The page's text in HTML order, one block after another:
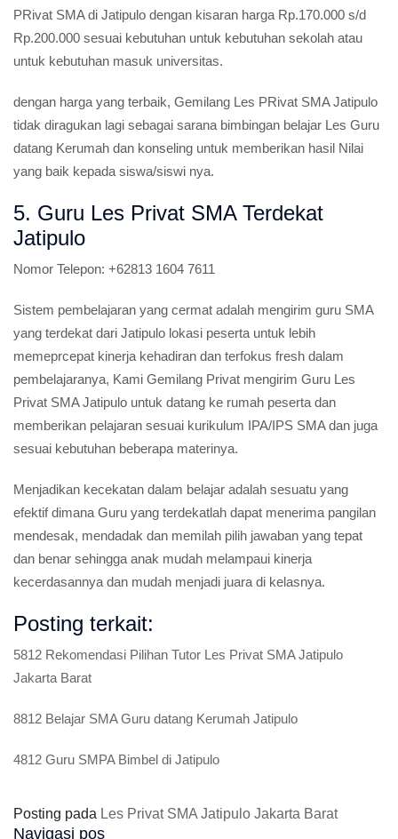
PRivat SMA di Jatipulo dengan kisaran harga Rp.170.000 s/d
Rp.200.000 sesuai kebutuhan untuk kebutuhan sekolah atau
untuk kebutuhan masuk universitas.
dengan harga yang terbaik, Gemilang Les PRivat SMA Jatipulo
tidak diragukan lagi sebagai sarana bimbingan belajar Les Guru
datang Kerumah dan konseling untuk memberikan hasil Nilai
yang baik kepada siswa/siswi nya.
5. Guru Les Privat SMA Terdekat
Jatipulo
Nomor Telepon: +62813 1604 7611
Sistem pembelajaran yang cermat adalah mengirim guru SMA
yang terdekat dari Jatipulo lokasi peserta untuk lebih
memeprcepat kinerja kehadiran dan terfokus fresh dalam
pembelajaranya, Kami Gemilang Privat mengirim Guru Les
Privat SMA Jatipulo untuk datang ke rumah peserta dan
memberikan pelajaran sesuai kurikulum IPA/IPS SMA dan juga
sesuai kebutuhan beberapa materinya.
Menjadikan kecekatan dalam belajar adalah sesuatu yang
efektif dimana Guru yang terdekatlah dapat menerima pangilan
mendesak, mendadak dan memilah pilih jawaban yang tepat
dan benar sehingga anak mudah melampaui kinerja
kecerdasannya dan mudah menjadi juara di kelasnya.
Posting terkait:
5812 Rekomendasi Pilihan Tutor Les Privat SMA Jatipulo
Jakarta Barat
8812 Belajar SMA Guru datang Kerumah Jatipulo
4812 Guru SMPA Bimbel di Jatipulo
Posting pada Les Privat SMA Jatipulo Jakarta Barat
Navigasi pos